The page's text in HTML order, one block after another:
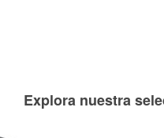
Explora nuestra